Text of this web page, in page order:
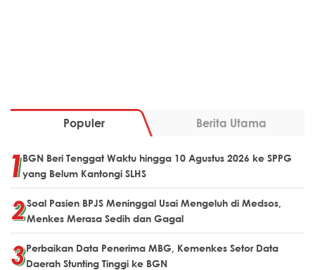
Populer Berita Utama
BGN Beri Tenggat Waktu hingga 10 Agustus 2026 ke SPPG
yang Belum Kantongi SLHS
Soal Pasien BPJS Meninggal Usai Mengeluh di Medsos,
Menkes Merasa Sedih dan Gagal
Perbaikan Data Penerima MBG, Kemenkes Setor Data
Daerah Stunting Tinggi ke BGN